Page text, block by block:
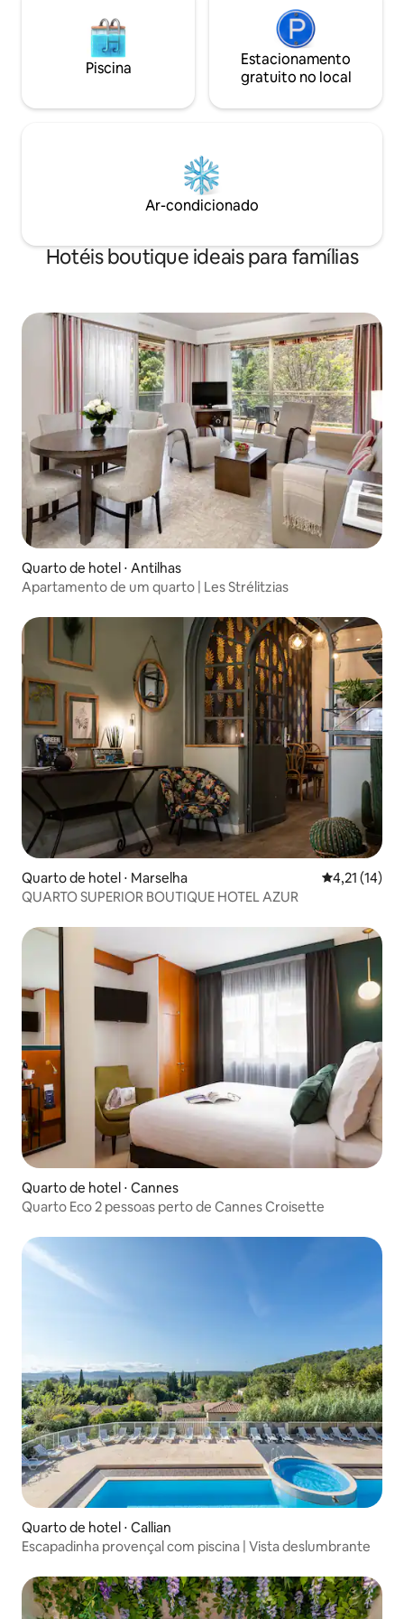
Piscina
Estacionamento
gratuito no local
Ar-condicionado
Hotéis boutique ideais para famílias
Quarto de hotel ⋅ Antilhas
Apartamento de um quarto | Les Strélitzias
Quarto de hotel ⋅ Marselha 4,21 de uma
4,21 (14)
QUARTO SUPERIOR BOUTIQUE HOTEL AZUR
Quarto de hotel ⋅ Cannes
Quarto Eco 2 pessoas perto de Cannes Croisette
Quarto de hotel ⋅ Callian
Escapadinha provençal com piscina | Vista deslumbrante